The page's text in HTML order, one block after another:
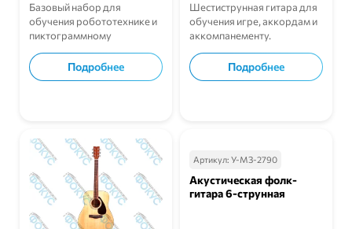
Базовый набор для
обучения робототехнике и
пиктограммному
программированию.
Подробнее
Шестиструнная гитара для
обучения игре, аккордам и
аккомпанементу.
Подробнее
Артикул: У-МЗ-2790
Акустическая фолк-
гитара 6-струнная